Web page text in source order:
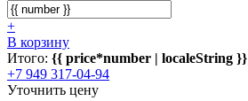
+
В корзину
Итого: {{ price*number | localeString }}
+7 949 317-04-94
Уточнить цену